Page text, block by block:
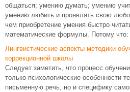
общаться; умению думать; умению
умению любить и проявлять свою
чем приобретение умения быстро
математические формулы. Потому что:
Лингвистические аспекты методики
коррекционной школы
Следует заметить, что процесс
только психологические особенности
письменную речь, но и специфику